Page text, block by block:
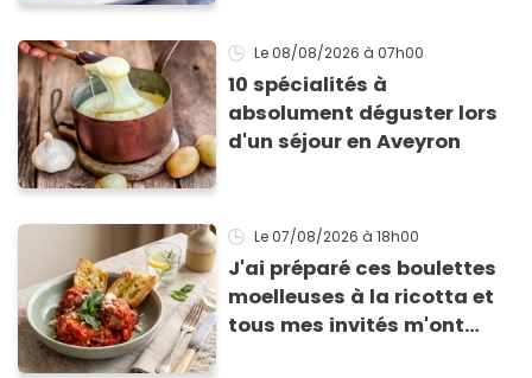
Le 08/08/2026 à 07h00
10 spécialités à
absolument déguster lors
d'un séjour en Aveyron
Le 07/08/2026 à 18h00
J'ai préparé ces boulettes
moelleuses à la ricotta et
tous mes invités m'ont